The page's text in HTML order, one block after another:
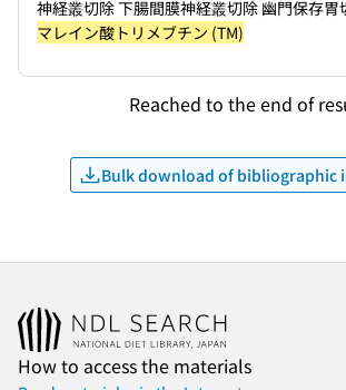
神経叢切除 下腸間膜神経叢切除 幽門保存胃
マレイン酸トリメブチン (TM)
Reached to the end of
Bulk download of bibliographic
How to access the materials